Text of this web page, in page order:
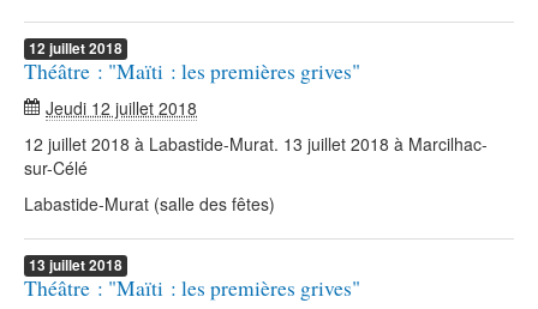
12 juillet2018
Théâtre : "Maïti : les premières grives"
Jeudi 12 juillet 2018
12 juillet 2018 à Labastide-Murat. 13 juillet 2018 à Marcilhac-
sur-Célé
Labastide-Murat (salle des fêtes)
13 juillet2018
Théâtre : "Maïti : les premières grives"